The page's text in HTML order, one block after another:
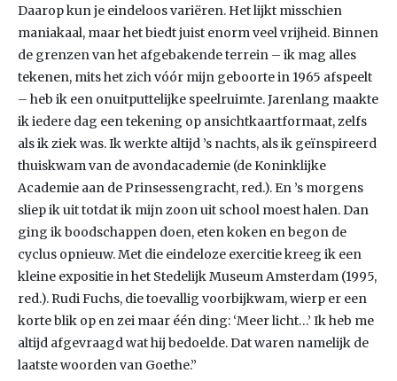
Daarop kun je eindeloos variëren. Het lijkt misschien
maniakaal, maar het biedt juist enorm veel vrijheid. Binnen
de grenzen van het afgebakende terrein – ik mag alles
tekenen, mits het zich vóór mijn geboorte in 1965 afspeelt
– heb ik een onuitputtelijke speelruimte. Jarenlang maakte
ik iedere dag een tekening op ansichtkaartformaat, zelfs
als ik ziek was. Ik werkte altijd ’s nachts, als ik geïnspireerd
thuiskwam van de avondacademie (de Koninklijke
Academie aan de Prinsessengracht, red.). En ’s morgens
sliep ik uit totdat ik mijn zoon uit school moest halen. Dan
ging ik boodschappen doen, eten koken en begon de
cyclus opnieuw. Met die eindeloze exercitie kreeg ik een
kleine expositie in het Stedelijk Museum Amsterdam (1995,
red.). Rudi Fuchs, die toevallig voorbijkwam, wierp er een
korte blik op en zei maar één ding: ‘Meer licht…’ Ik heb me
altijd afgevraagd wat hij bedoelde. Dat waren namelijk de
laatste woorden van Goethe.”